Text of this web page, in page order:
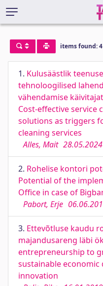
items found: 4
1. Kulusäästlik
tehnoloogilised
vähendamise
Cost-effective service
solutions as triggers
cleaning services
Alles, Mait 28.05.2024
2. Rohelise kontori
Potential of the
Office in case of
Pabort, Erje
3. Ettevõtluse kaudu
majandusareng läbi
entrepreneurship to
sustainable
innovation